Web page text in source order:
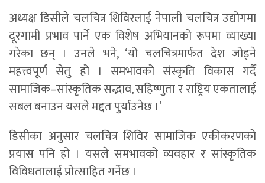
अध्यक्ष डिसीले चलचित्र शिविरलाई नेपाली चलचित्र उद्योगमा
दूरगामी प्रभाव पार्ने एक विशेष अभियानको रूपमा व्याख्या
गरेका छन् । उनले भने, ‘यो चलचित्रमार्फत देश जोड्ने
महत्त्वपूर्ण सेतु हो । समभावको संस्कृति विकास गर्दै
सामाजिक–सांस्कृतिक सद्भाव, सहिष्णुता र राष्ट्रिय एकतालाई
सबल बनाउन यसले मद्दत पुर्याउनेछ ।’
डिसीका अनुसार चलचित्र शिविर सामाजिक एकीकरणको
प्रयास पनि हो । यसले समभावको व्यवहार र सांस्कृतिक
विविधतालाई प्रोत्साहित गर्नेछ ।